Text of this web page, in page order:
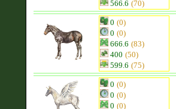
566.6 (70)
0 (0)
0 (0)
666.6 (83)
400 (50)
599.6 (75)
0 (0)
0 (0)
0 (0)